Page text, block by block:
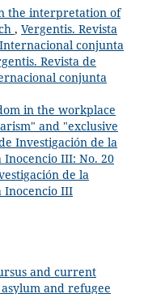
the interpretation of
, Vergentis. Revista
conjunta
Revista de
conjunta
in the workplace
and "exclusive
Investigación de la
III: No. 20
de la
Inocencio III
and current
and refugee